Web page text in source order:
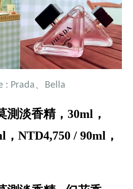
: Prada、Bella
測淡香精，30ml，
，NTD4,750 / 90ml，